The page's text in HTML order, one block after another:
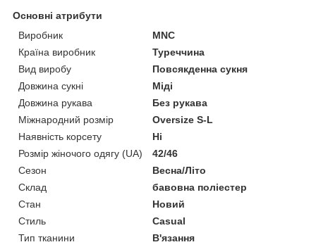
Основні атрибути
Виробник
MNC
Країна виробник
Туреччина
Вид виробу
Повсякденна сукня
Довжина сукні
Міді
Довжина рукава
Без рукава
Міжнародний розмір
Oversize S-L
Наявність корсету
Ні
Розмір жіночого одягу (UA)
42/46
Сезон
Весна/Літо
Склад
бавовна поліестер
Стан
Новий
Стиль
Casual
Тип тканини
В'язання